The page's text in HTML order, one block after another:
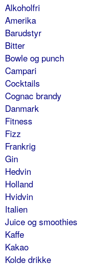
Alkoholfri
Amerika
Barudstyr
Bitter
Bowle og punch
Campari
Cocktails
Cognac brandy
Danmark
Fitness
Fizz
Frankrig
Gin
Hedvin
Holland
Hvidvin
Italien
Juice og smoothies
Kaffe
Kakao
Kolde drikke